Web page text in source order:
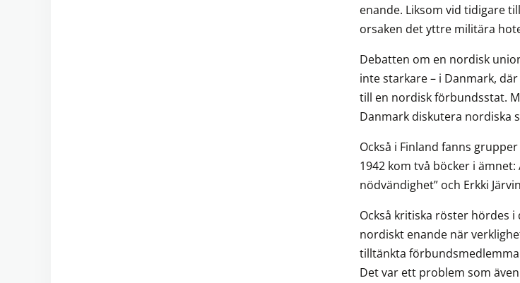
enande. Liksom vid tidigare
orsaken det yttre militära
Debatten om en nordisk
inte starkare – i Danmark,
till en nordisk förbundsstat.
Danmark diskutera nordiska
Också i Finland fanns
1942 kom två böcker i
nödvändighet” och Erkki
Också kritiska röster hördes
nordiskt enande när
tilltänkta
Det var ett problem som